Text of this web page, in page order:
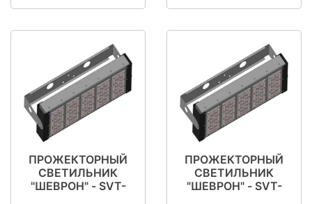
ПРОЖЕКТОРНЫЙ
СВЕТИЛЬНИК
"ШЕВРОН" - SVT-
ПРОЖЕКТОРНЫЙ
СВЕТИЛЬНИК
"ШЕВРОН" - SVT-